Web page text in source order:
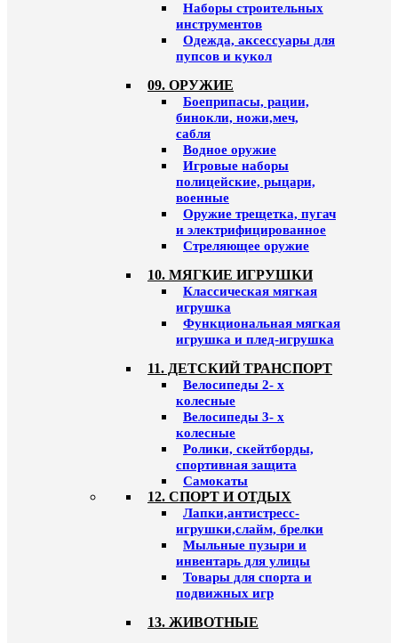
Наборы строительных
инструментов
Одежда, аксессуары для
пупсов и кукол
09. ОРУЖИЕ
Боеприпасы, рации,
бинокли, ножи,меч,
сабля
Водное оружие
Игровые наборы
полицейские, рыцари,
военные
Оружие трещетка, пугач
и электрифицированное
Стреляющее оружие
10. МЯГКИЕ ИГРУШКИ
Классическая мягкая
игрушка
Функциональная мягкая
игрушка и плед-игрушка
11. ДЕТСКИЙ ТРАНСПОРТ
Велосипеды 2- х
колесные
Велосипеды 3- х
колесные
Ролики, скейтборды,
спортивная защита
Самокаты
12. СПОРТ И ОТДЫХ
Лапки,антистресс-
игрушки,слайм, брелки
Мыльные пузыри и
инвентарь для улицы
Товары для спорта и
подвижных игр
13. ЖИВОТНЫЕ